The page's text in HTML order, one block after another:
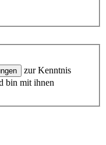
zur Kenntnis
bin mit ihnen